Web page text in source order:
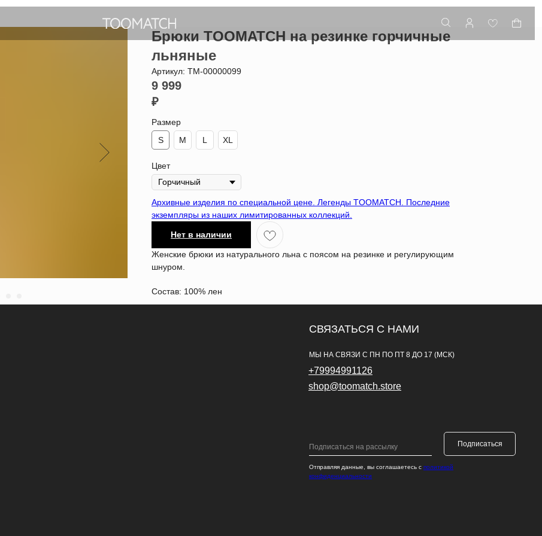
Брюки TOOMATCH на резинке горчичные
льняные
Артикул: ТМ-00000099
9 999
₽
Размер
S
M L XL
Цвет
Архивные изделия по специальной цене. Легенды TOOMATCH. Последние
экземпляры из наших лимитированных коллекций.
Нет в наличии
Женские брюки из натурального льна с поясом на резинке и регулирующим
шнуром.
Состав: 100% лен
СВЯЗАТЬСЯ С НАМИ
МЫ НА СВЯЗИ С ПН ПО ПТ 8 ДО 17 (МСК)
+79994991126
Подписаться
Отправляя данные, вы соглашаетесь с политикой
конфиденциальности
shop@toomatch.store